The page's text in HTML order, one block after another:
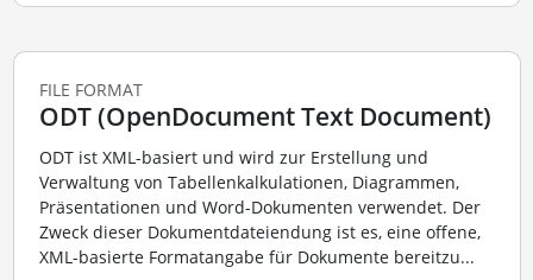
FILE FORMAT
ODT (OpenDocument Text Document)
ODT ist XML-basiert und wird zur Erstellung und
Verwaltung von Tabellenkalkulationen, Diagrammen,
Präsentationen und Word-Dokumenten verwendet. Der
Zweck dieser Dokumentdateiendung ist es, eine offene,
XML-basierte Formatangabe für Dokumente bereitzu...